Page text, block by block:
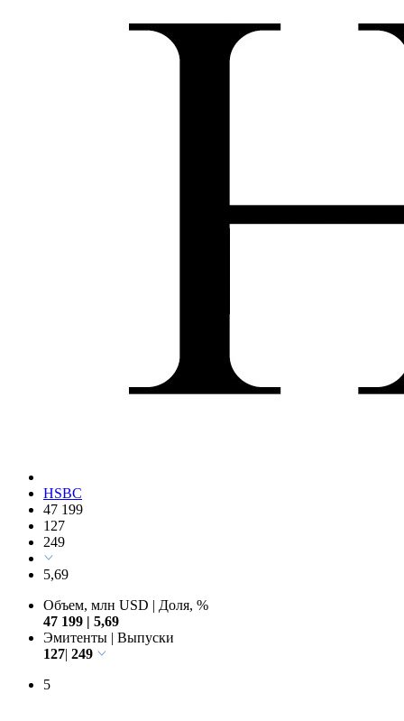
HSBC
47 199
127
249
5,69
Объем, млн USD
Доля, %
47 199
5,69
Эмитенты
Выпуски
127 249
5